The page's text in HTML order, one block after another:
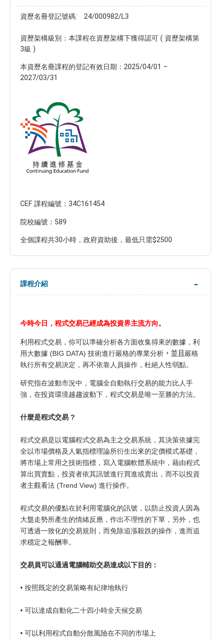
資歷名冊登記號碼: 24/000982/L3
資歷架構級別：本課程在資歷架構下獲得認可 ( 資歷架構第
3級 )
本資歷名冊課程的登記有效日期：2025/04/01 –
2027/03/31
CEF 課程編號：34C161454
院校編號：589
全個課程共30小時，政府資助後，最低只需$2500
課程介紹
今時今日，程式交易已經成為投資界主流方向。
利用程式交易，你可以準確分析各方面收集得來的數據，利
用大數據 (BIG DATA) 技術進行嚴格的專業分析 ，並且 嚴格
執行所有交易決定，再不依靠人員操作，杜絕人性弱點。
研究指在波動市況中，電腦全自動執行交易的能力比人手
強，在投資環境越趨波動下，程式交易是唯一至勝的方法。
什麼是程式交易 ?
程式交易是以電腦程式交易為主之交易系統，其決策依據完
全以市場價格及人氣指標理論所衍生出來的定價模式基礎，
將市場上常用之技術指標，寫入電腦軟體系統中，藉由程式
算出買賣點，投資者依其訊號進行買進或賣出，而不以投資
者主觀看法 (Trend View) 進行操作。
程式交易的優點在於利用電腦化的訊號，以防止投資人因為
大盤走勢所產生的情緒反應，作出不理性的下單，另外，也
可透過一致化的交易規則，而免除追漲殺跌的操作，進而追
求穩定之報酬率。
交易員可以通過電腦輔助交易達成以下目的：
• 按照既定的交易策略有紀律地執行
• 可以達成自動化二十四小時全天候交易
• 可以利用程式自動分散風險在不同的市場上